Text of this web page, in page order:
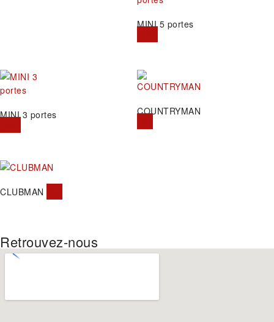
MINI 5 portes
MINI 3 portes
COUNTRYMAN
CLUBMAN
Retrouvez-nous